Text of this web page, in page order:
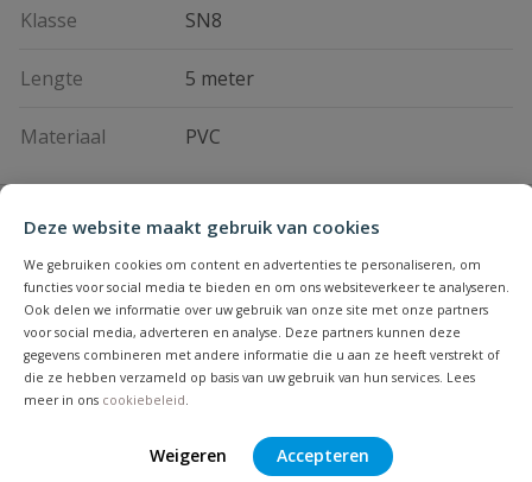
Deze website maakt gebruik van cookies
We gebruiken cookies om content en advertenties te personaliseren, om
functies voor social media te bieden en om ons websiteverkeer te analyseren.
Ook delen we informatie over uw gebruik van onze site met onze partners
voor social media, adverteren en analyse. Deze partners kunnen deze
gegevens combineren met andere informatie die u aan ze heeft verstrekt of
die ze hebben verzameld op basis van uw gebruik van hun services. Lees
meer in ons cookiebeleid.
Weigeren Accepteren
Klasse SN8
Lengte 5 meter
Materiaal PVC
Vraag en antwoord
Geen vragen
Heb je zelf ook een vraag over
dit product?
Stel jouw
vraag
Beoordelingen
Schrijf zelf een beoordeling
Recyclingbuis lijmmof zwart 125 x
3,2mm lengte 5 meter
Bijpassende producten